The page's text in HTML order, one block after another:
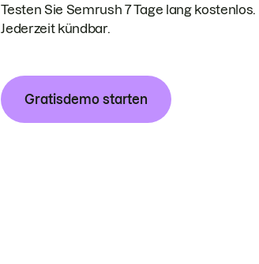
Testen Sie Semrush 7 Tage lang kostenlos.
Jederzeit kündbar.
Gratisdemo starten